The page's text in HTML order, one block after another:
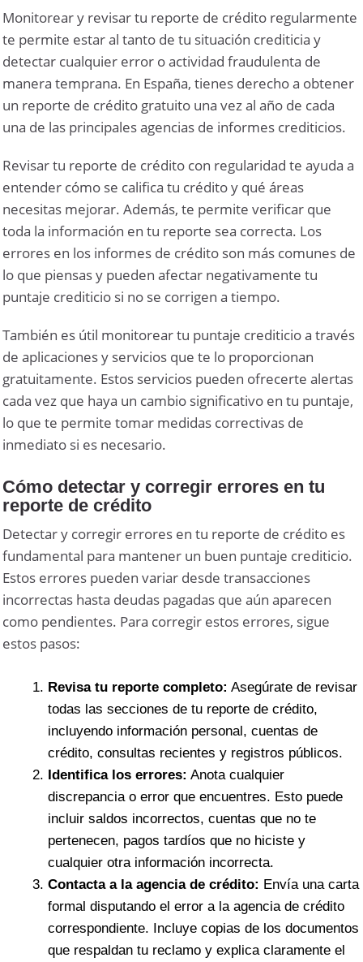
Monitorear y revisar tu reporte de crédito regularmente
te permite estar al tanto de tu situación crediticia y
detectar cualquier error o actividad fraudulenta de
manera temprana. En España, tienes derecho a obtener
un reporte de crédito gratuito una vez al año de cada
una de las principales agencias de informes crediticios.
Revisar tu reporte de crédito con regularidad te ayuda a
entender cómo se califica tu crédito y qué áreas
necesitas mejorar. Además, te permite verificar que
toda la información en tu reporte sea correcta. Los
errores en los informes de crédito son más comunes de
lo que piensas y pueden afectar negativamente tu
puntaje crediticio si no se corrigen a tiempo.
También es útil monitorear tu puntaje crediticio a través
de aplicaciones y servicios que te lo proporcionan
gratuitamente. Estos servicios pueden ofrecerte alertas
cada vez que haya un cambio significativo en tu puntaje,
lo que te permite tomar medidas correctivas de
inmediato si es necesario.
Cómo detectar y corregir errores en tu
reporte de crédito
Detectar y corregir errores en tu reporte de crédito es
fundamental para mantener un buen puntaje crediticio.
Estos errores pueden variar desde transacciones
incorrectas hasta deudas pagadas que aún aparecen
como pendientes. Para corregir estos errores, sigue
estos pasos:
Revisa tu reporte completo: Asegúrate de revisar
todas las secciones de tu reporte de crédito,
incluyendo información personal, cuentas de
crédito, consultas recientes y registros públicos.
Identifica los errores: Anota cualquier
discrepancia o error que encuentres. Esto puede
incluir saldos incorrectos, cuentas que no te
pertenecen, pagos tardíos que no hiciste y
cualquier otra información incorrecta.
Contacta a la agencia de crédito: Envía una carta
formal disputando el error a la agencia de crédito
correspondiente. Incluye copias de los documentos
que respaldan tu reclamo y explica claramente el